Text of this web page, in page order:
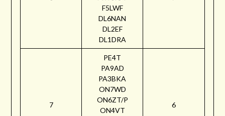
F5LWF
DL6NAN
DL2EF
DL1DRA
7
PE4T
PA9AD
PA3BKA
ON7WD
ON6ZT/P
ON4VT
6